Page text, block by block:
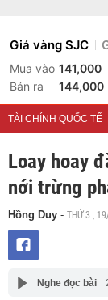
Giá vàng SJC
Mua vào 141,000
Bán ra
144,000
TÀI CHÍNH QUỐC TẾ
Loay hoay
nới trừng
Hồng Duy - THỨ 3 ,
Nghe đọc bài